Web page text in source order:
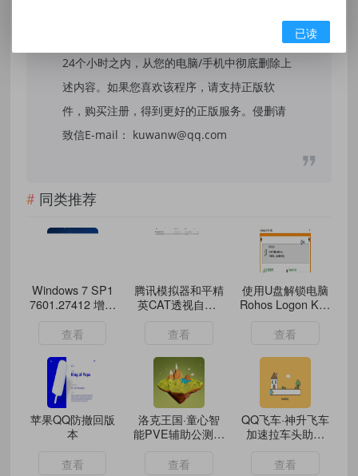
之而来的风险与本站无关，您必须在下载后的
24个小时之内，从您的电脑/手机中彻底删除上
述内容。如果您喜欢该程序，请支持正版软
件，购买注册，得到更好的正版服务。侵删请
致信E-mail： kuwanw@qq.com
同类推荐
Windows 7 SP1
7601.27412 增强
查看
腾讯模拟器和平精
英CAT透视自瞄-
达-全功能破解版
查看
使用U盘解锁电脑
Rohos Logon Key
查看
苹果QQ防撤回版
本
查看
洛克王国·童心智
能PVE辅助公测版
查看
QQ飞车·神升飞车
加速拉车头助手
查看
已读